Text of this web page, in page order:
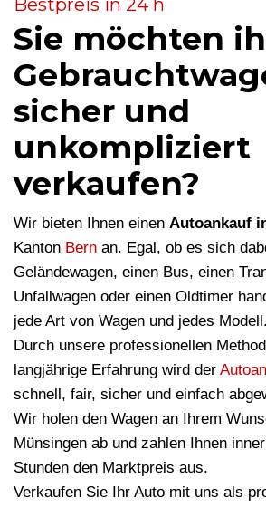
Bestpreis in 24 h
Sie möchten
sicher und
unkompliziert
verkaufen?
Wir bieten Ihnen einen Autoankauf
Kanton Bern an. Egal, ob es sich
Geländewagen, einen Bus, einen
Unfallwagen oder einen Oldtimer
jede Art von Wagen und jedes Modell.
Durch unsere professionellen
langjährige Erfahrung wird der
schnell, fair, sicher und einfach
Wir holen den Wagen an Ihrem
Münsingen ab und zahlen Ihnen
Stunden den Marktpreis aus.
Verkaufen Sie Ihr Auto mit uns als